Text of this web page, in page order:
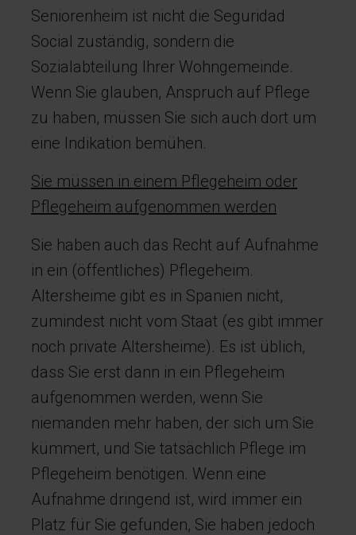
Seniorenheim ist nicht die Seguridad
Social zuständig, sondern die
Sozialabteilung Ihrer Wohngemeinde.
Wenn Sie glauben, Anspruch auf Pflege
zu haben, müssen Sie sich auch dort um
eine Indikation bemühen.
Sie müssen in einem Pflegeheim oder
Pflegeheim aufgenommen werden
Sie haben auch das Recht auf Aufnahme
in ein (öffentliches) Pflegeheim.
Altersheime gibt es in Spanien nicht,
zumindest nicht vom Staat (es gibt immer
noch private Altersheime). Es ist üblich,
dass Sie erst dann in ein Pflegeheim
aufgenommen werden, wenn Sie
niemanden mehr haben, der sich um Sie
kümmert, und Sie tatsächlich Pflege im
Pflegeheim benötigen. Wenn eine
Aufnahme dringend ist, wird immer ein
Platz für Sie gefunden, Sie haben jedoch